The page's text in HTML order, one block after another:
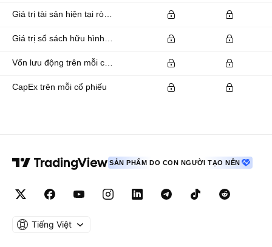
CapEx trên mỗi cổ phiếu
SẢN PHẨM DO CON NGƯỜI TẠO NÊN
Tiếng Việt